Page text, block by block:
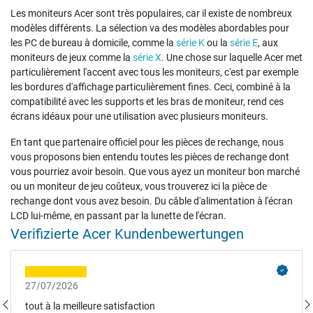
Les moniteurs Acer sont très populaires, car il existe de nombreux
modèles différents. La sélection va des modèles abordables pour
les PC de bureau à domicile, comme la série Kou la série E, aux
moniteurs de jeux comme la série X. Une chose sur laquelle Acer met
particulièrement l'accent avec tous les moniteurs, c'est par exemple
les bordures d'affichage particulièrement fines. Ceci, combiné à la
compatibilité avec les supports et les bras de moniteur, rend ces
écrans idéaux pour une utilisation avec plusieurs moniteurs.
En tant que partenaire officiel pour les pièces de rechange, nous
vous proposons bien entendu toutes les pièces de rechange dont
vous pourriez avoir besoin. Que vous ayez un moniteur bon marché
ou un moniteur de jeu coûteux, vous trouverez ici la pièce de
rechange dont vous avez besoin. Du câble d'alimentation à l'écran
LCD lui-même, en passant par la lunette de l'écran.
Verifizierte Acer Kundenbewertungen
27/07/2026
tout à la meilleure satisfaction